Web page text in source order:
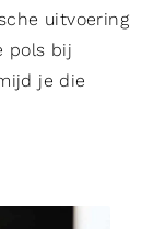
uitvoering
pols bij
je die